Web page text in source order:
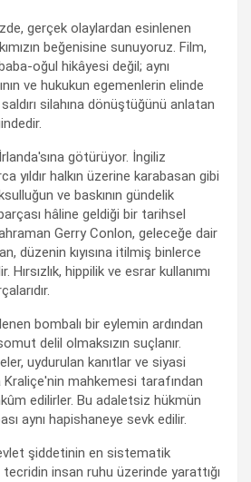
gerçek olaylardan esinlenen
beğenisine sunuyoruz. Film,
oğul hikâyesi değil; aynı
ve hukukun egemenlerin elinde
silahına dönüştüğünü anlatan
götürüyor. İngiliz
yıldır halkın üzerine karabasan gibi
ve baskının gündelik
hâline geldiği bir tarihsel
Gerry Conlon, geleceğe dair
düzenin kıyısına itilmiş binlerce
Hırsızlık, hippilik ve esrar kullanımı
bombalı bir eylemin ardından
delil olmaksızın suçlanır.
uydurulan kanıtlar ve siyasi
mahkemesi tarafından
edilirler. Bu adaletsiz hükmün
aynı hapishaneye sevk edilir.
şiddetinin en sistematik
insan ruhu üzerinde yarattığı